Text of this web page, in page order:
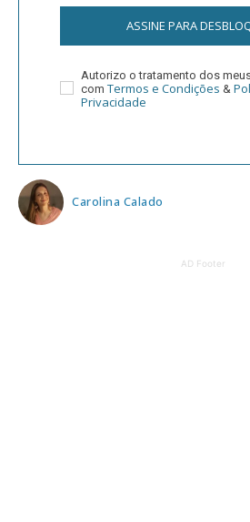
ASSINE PARA
Autorizo o tratamento dos
com Termos e Condições &
Privacidade
Carolina Calado
AD Footer